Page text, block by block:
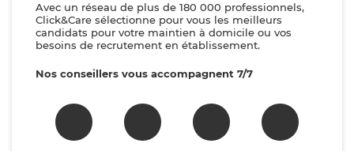
Avec un réseau de plus de 180 000 professionnels,
Click&Care sélectionne pour vous les meilleurs
candidats pour votre maintien à domicile ou vos
besoins de recrutement en établissement.
Nos conseillers vous accompagnent 7/7